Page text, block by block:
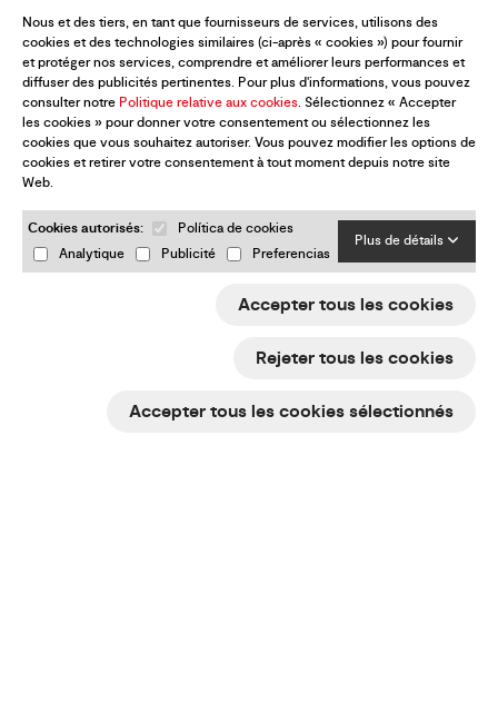
Nous et des tiers, en tant que fournisseurs de services, utilisons des
cookies et des technologies similaires (ci-après « cookies ») pour fournir
et protéger nos services, comprendre et améliorer leurs performances et
diffuser des publicités pertinentes. Pour plus d'informations, vous pouvez
consulter notre Politique relative aux cookies. Sélectionnez « Accepter
les cookies » pour donner votre consentement ou sélectionnez les
cookies que vous souhaitez autoriser. Vous pouvez modifier les options de
cookies et retirer votre consentement à tout moment depuis notre site
Web.
Cookies autorisés:
Política de cookies
Analytique
Publicité Preferencias
Plus de détails
Accepter tous les cookies
Rejeter tous les cookies
Accepter tous les cookies sélectionnés